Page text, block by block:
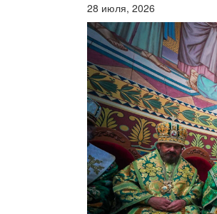
28 июля, 2026